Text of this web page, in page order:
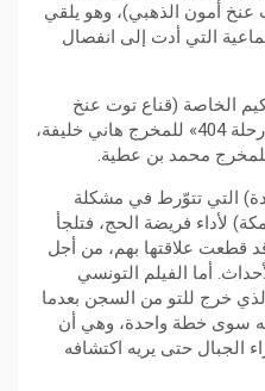
أمون الذهبي)، وهو يلقي
التي أدت إلى انفصال
الخاصة (قناع توت عنخ
أمون الفضي)، الفيلم المصري «رحلة 404» للمخرج هاني خليفة،
للمخرج محمد بن عطية.
404» حول (غادة) التي تتوّرط في مشكلة
لأداء فريضة الحج، فتلجأ
علاقتها بهم، من أجل
أما الفيلم التونسي
خرج للتو من السجن بعدما
سوى خطة واحدة، وهي أن
الجبال حتى يريه اكتشافه